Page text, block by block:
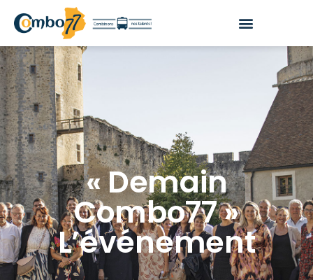
« Demain
Combo77 »
L’événement